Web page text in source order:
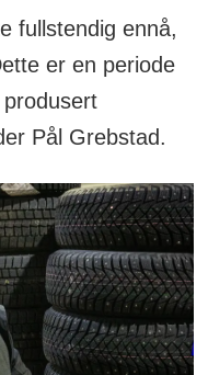
fullstendig ennå,
er en periode
Pål Grebstad.